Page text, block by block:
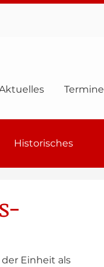
Termine
Historisches
Einheit als